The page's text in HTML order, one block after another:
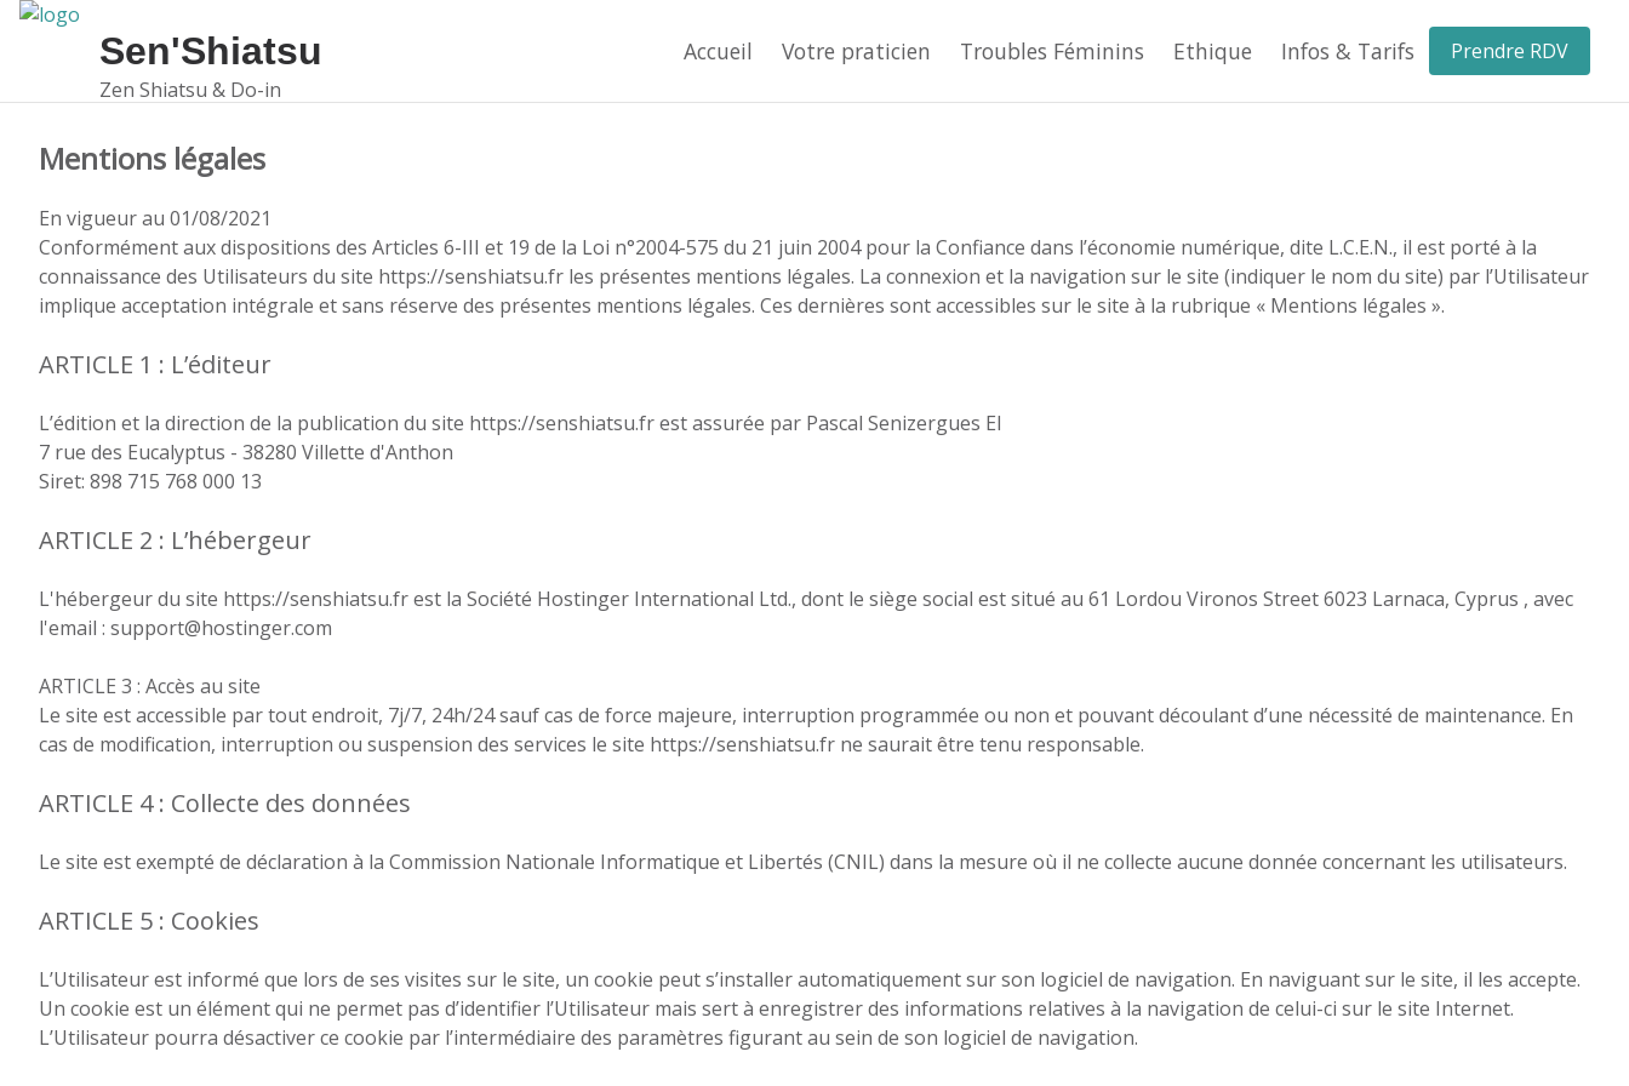
Sen'Shiatsu
Zen Shiatsu & Do-in
Accueil Votre praticien Troubles Féminins Ethique Infos & Tarifs Prendre RDV
Mentions légales
En vigueur au 01/08/2021
Conformément aux dispositions des Articles 6-III et 19 de la Loi n°2004-575 du 21 juin 2004 pour la Confiance dans l’économie numérique, dite L.C.E.N., il est porté à la
connaissance des Utilisateurs du site https://senshiatsu.fr les présentes mentions légales. La connexion et la navigation sur le site (indiquer le nom du site) par l’Utilisateur
implique acceptation intégrale et sans réserve des présentes mentions légales. Ces dernières sont accessibles sur le site à la rubrique « Mentions légales ».
ARTICLE 1 : L’éditeur
L’édition et la direction de la publication du site https://senshiatsu.fr est assurée par Pascal Senizergues EI
7 rue des Eucalyptus - 38280 Villette d'Anthon
Siret: 898 715 768 000 13
ARTICLE 2 : L’hébergeur
L'hébergeur du site https://senshiatsu.fr est la Société Hostinger International Ltd., dont le siège social est situé au 61 Lordou Vironos Street 6023 Larnaca, Cyprus , avec
l'email : support@hostinger.com
ARTICLE 3 : Accès au site
Le site est accessible par tout endroit, 7j/7, 24h/24 sauf cas de force majeure, interruption programmée ou non et pouvant découlant d’une nécessité de maintenance. En
cas de modification, interruption ou suspension des services le site https://senshiatsu.fr ne saurait être tenu responsable.
ARTICLE 4 : Collecte des données
Le site est exempté de déclaration à la Commission Nationale Informatique et Libertés (CNIL) dans la mesure où il ne collecte aucune donnée concernant les utilisateurs.
ARTICLE 5 : Cookies
L’Utilisateur est informé que lors de ses visites sur le site, un cookie peut s’installer automatiquement sur son logiciel de navigation. En naviguant sur le site, il les accepte.
Un cookie est un élément qui ne permet pas d’identifier l’Utilisateur mais sert à enregistrer des informations relatives à la navigation de celui-ci sur le site Internet.
L’Utilisateur pourra désactiver ce cookie par l’intermédiaire des paramètres figurant au sein de son logiciel de navigation.